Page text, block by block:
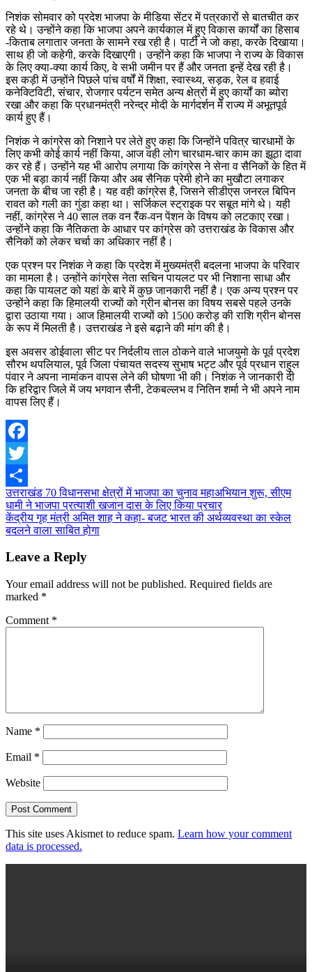
निशंक सोमवार को प्रदेश भाजपा के मीडिया सेंटर में पत्रकारों से बातचीत कर
रहे थे। उन्होंने कहा कि भाजपा अपने कार्यकाल में हुए विकास कार्यों का हिसाब
-किताब लगातार जनता के सामने रख रही है। पार्टी ने जो कहा, करके दिखाया।
साथ ही जो कहेगी, करके दिखाएगी। उन्होंने कहा कि भाजपा ने राज्य के विकास
के लिए क्या-क्या कार्य किए, वे सभी जमीन पर हैं और जनता इन्हें देख रही है।
इस कड़ी में उन्होंने पिछले पांच वर्षों में शिक्षा, स्वास्थ्य, सड़क, रेल व हवाई
कनेक्टिविटी, संचार, रोजगार पर्यटन समेत अन्य क्षेत्रों में हुए कार्यों का ब्योरा
रखा और कहा कि प्रधानमंत्री नरेन्द्र मोदी के मार्गदर्शन में राज्य में अभूतपूर्व
कार्य हुए हैं।
निशंक ने कांग्रेस को निशाने पर लेते हुए कहा कि जिन्होंने पवित्र चारधामों के
लिए कभी कोई कार्य नहीं किया, आज वही लोग चारधाम-चार काम का झूठा दावा
कर रहे हैं। उन्होंने यह भी आरोप लगाया कि कांग्रेस ने सेना व सैनिकों के हित में
एक भी बड़ा कार्य नहीं किया और अब सैनिक प्रेमी होने का मुखौटा लगाकर
जनता के बीच जा रही है। यह वही कांग्रेस है, जिसने सीडीएस जनरल बिपिन
रावत को गली का गुंडा कहा था। सर्जिकल स्ट्राइक पर सबूत मांगे थे। यही
नहीं, कांग्रेस ने 40 साल तक वन रैंक-वन पेंशन के विषय को लटकाए रखा।
उन्होंने कहा कि नैतिकता के आधार पर कांग्रेस को उत्तराखंड के विकास और
सैनिकों को लेकर चर्चा का अधिकार नहीं है।
एक प्रश्न पर निशंक ने कहा कि प्रदेश में मुख्यमंत्री बदलना भाजपा के परिवार
का मामला है। उन्होंने कांग्रेस नेता सचिन पायलट पर भी निशाना साधा और
कहा कि पायलट को यहां के बारे में कुछ जानकारी नहीं है। एक अन्य प्रश्न पर
उन्होंने कहा कि हिमालयी राज्यों को ग्रीन बोनस का विषय सबसे पहले उनके
द्वारा उठाया गया। आज हिमालयी राज्यों को 1500 करोड़ की राशि ग्रीन बोनस
के रूप में मिलती है। उत्तराखंड ने इसे बढ़ाने की मांग की है।
इस अवसर डोईवाला सीट पर निर्दलीय ताल ठोकने वाले भाजयुमो के पूर्व प्रदेश
सौरभ थपलियाल, पूर्व जिला पंचायत सदस्य सुभाष भट्ट और पूर्व प्रधान राहुल
पंवार ने अपना नामांकन वापस लेने की घोषणा भी की। निशंक ने जानकारी दी
कि हरिद्वार जिले में जय भगवान सैनी, टेकबल्लभ व नितिन शर्मा ने भी अपने नाम
वापस लिए हैं।
Facebook
Twitter
Share
Post
navigation
उत्तराखंड 70 विधानसभा क्षेत्रों में भाजपा का चुनाव महाअभियान शुरू, सीएम
धामी ने भाजपा प्रत्याशी खजान दास के लिए किया प्रचार
केंद्रीय गृह मंत्री अमित शाह ने कहा- बजट भारत की अर्थव्यवस्था का स्केल
बदलने वाला साबित होगा
Leave a Reply
Your email address will not be published. Required fields are
marked *
Comment *
Name *
Email *
Website
This site uses Akismet to reduce spam. Learn how your comment
data is processed.